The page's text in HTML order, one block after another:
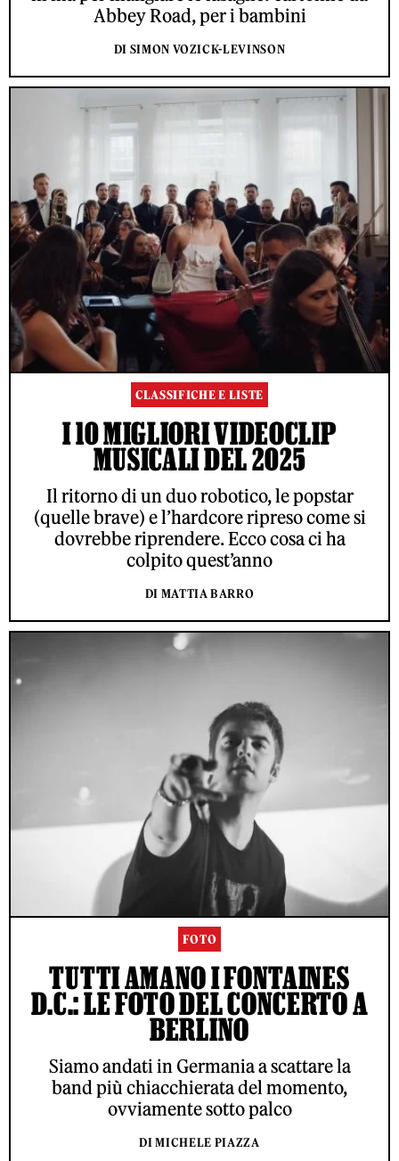
Abbey Road, per i bambini
DI SIMON VOZICK-LEVINSON
CLASSIFICHE E LISTE
I 10 MIGLIORI VIDEOCLIP
MUSICALI DEL 2025
Il ritorno di un duo robotico, le popstar
(quelle brave) e l’hardcore ripreso come si
dovrebbe riprendere. Ecco cosa ci ha
colpito quest’anno
DI MATTIA BARRO
FOTO
TUTTI AMANO I FONTAINES
D.C.: LE FOTO DEL CONCERTO A
BERLINO
Siamo andati in Germania a scattare la
band più chiacchierata del momento,
ovviamente sotto palco
DI MICHELE PIAZZA